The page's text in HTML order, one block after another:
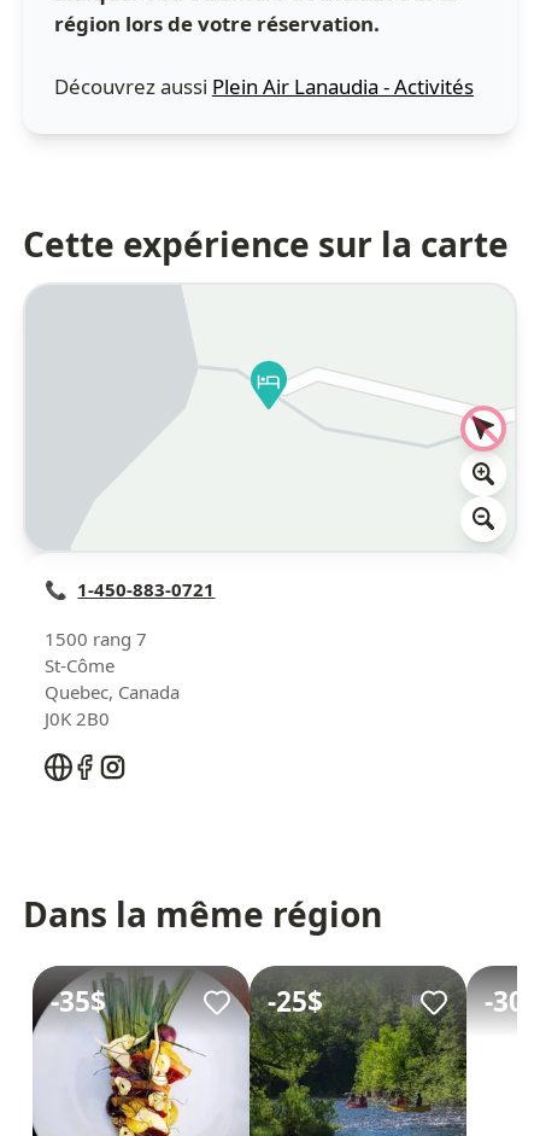
région lors de votre réservation.
Découvrez aussi Plein Air Lanaudia - Activités
Cette expérience sur la carte
📞 1-450-883-0721
1500 rang 7
St-Côme
Quebec, Canada
J0K 2B0
Dans la même région
-35$ -25$ -30$